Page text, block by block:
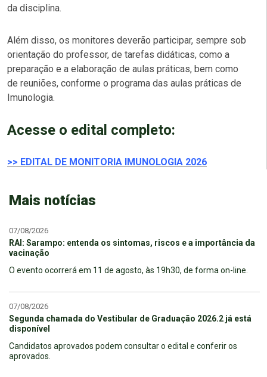
da disciplina.
Além disso, os monitores deverão participar, sempre sob
orientação do professor, de tarefas didáticas, como a
preparação e a elaboração de aulas práticas, bem como
de reuniões, conforme o programa das aulas práticas de
Imunologia.
Acesse o edital completo:
>> EDITAL DE MONITORIA IMUNOLOGIA 2026
Mais notícias
07/08/2026
RAI: Sarampo: entenda os sintomas, riscos e a importância da
vacinação
O evento ocorrerá em 11 de agosto, às 19h30, de forma on-line.
07/08/2026
Segunda chamada do Vestibular de Graduação 2026.2 já está
disponível
Candidatos aprovados podem consultar o edital e conferir os
aprovados.